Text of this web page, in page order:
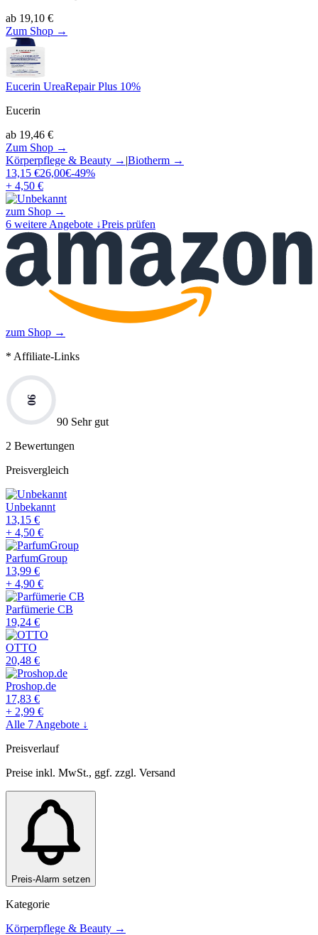
ab 19,10 €
Zum Shop →
Eucerin UreaRepair Plus 10%
Eucerin
ab 19,46 €
Zum Shop →
Körperpflege & Beauty → |Biotherm →
13,15 €26,00€-49%
+ 4,50 €
zum Shop →
6 weitere Angebote ↓Preis prüfen
zum Shop →
* Affiliate-Links
90
90 Sehr gut
2 Bewertungen
Preisvergleich
Unbekannt
13,15 €
+ 4,50 €
ParfumGroup
13,99 €
+ 4,90 €
Parfümerie CB
19,24 €
OTTO
20,48 €
Proshop.de
17,83 €
+ 2,99 €
Alle 7 Angebote ↓
Preisverlauf
Preise inkl. MwSt., ggf. zzgl. Versand
Preis-Alarm setzen
Kategorie
Körperpflege & Beauty →